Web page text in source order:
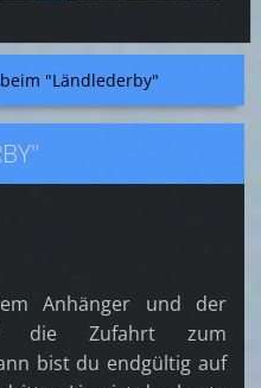
"Ländlederby"
Anhänger und der
die Zufahrt zum
bist du endgültig auf